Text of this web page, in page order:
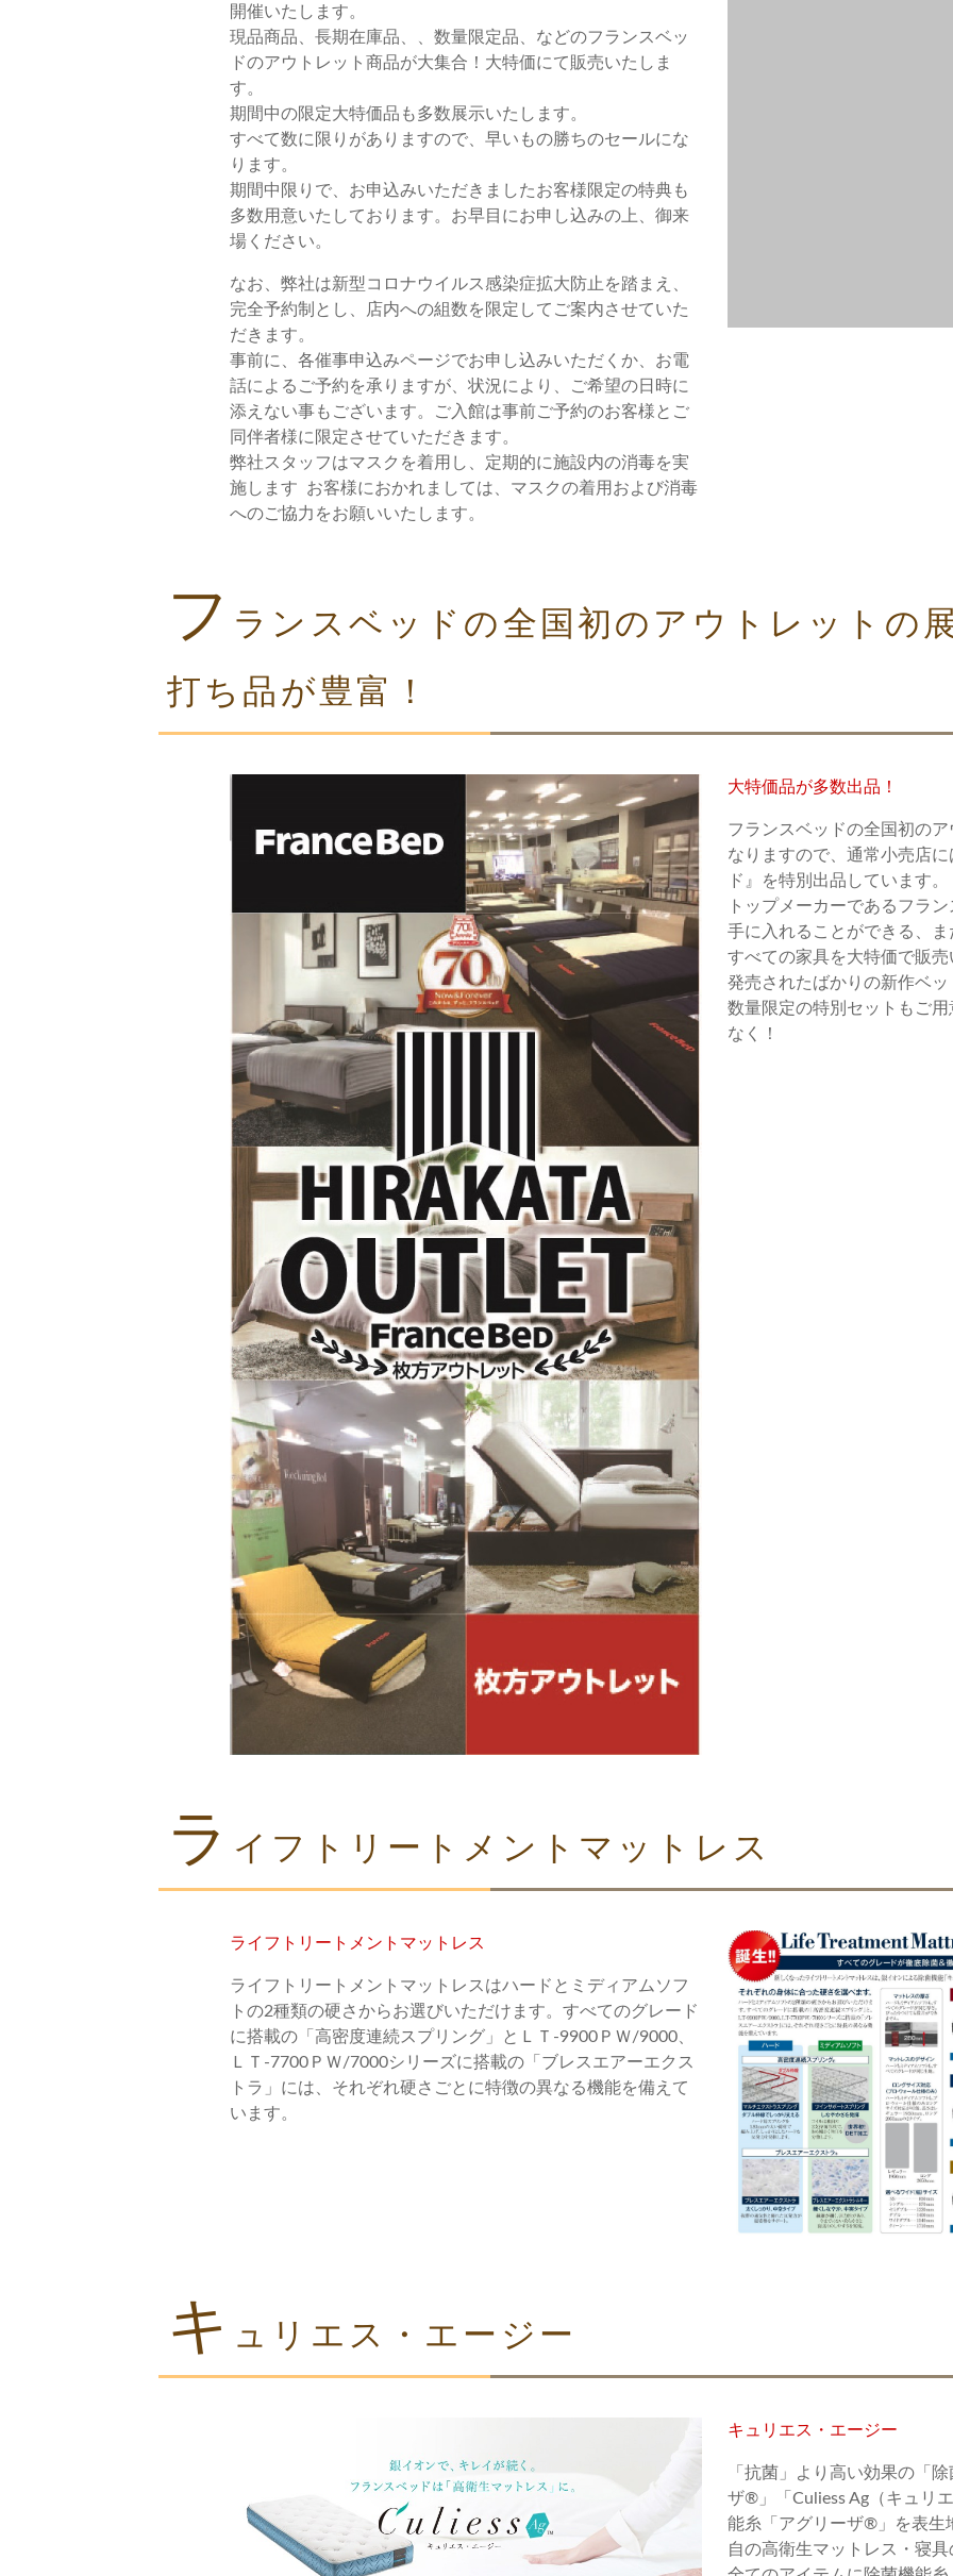
開催いたします。
現品商品、長期在庫品、、数量限定品、などのフランスベッ
ドのアウトレット商品が大集合！大特価にて販売いたしま
す。
期間中の限定大特価品も多数展示いたします。
すべて数に限りがありますので、早いもの勝ちのセールにな
ります。
期間中限りで、お申込みいただきましたお客様限定の特典も
多数用意いたしております。お早目にお申し込みの上、御来
場ください。
なお、弊社は新型コロナウイルス感染症拡大防止を踏まえ、
完全予約制とし、店内への組数を限定してご案内させていた
だきます。
事前に、各催事申込みページでお申し込みいただくか、お電
話によるご予約を承りますが、状況により、ご希望の日時に
添えない事もございます。ご入館は事前ご予約のお客様とご
同伴者様に限定させていただきます。
弊社スタッフはマスクを着用し、定期的に施設内の消毒を実
施します お客様におかれましては、マスクの着用および消毒
へのご協力をお願いいたします。
フ ランスベッドの全国初のアウトレットの
打ち品が豊富！
大特価品が多数出品！
フランスベッドの全国初の
なりますので、通常小売店
ド』を特別出品しています。
トップメーカーであるフラ
手に入れることができる
すべての家具を大特価で販
発売されたばかりの新作ベ
数量限定の特別セットもご
なく！
ラ イフトリートメントマットレス
ライフトリートメントマットレス
ライフトリートメントマットレスはハードとミディアムソフ
トの2種類の硬さからお選びいただけます。すべてのグレード
に搭載の「高密度連続スプリング」とＬＴ-9900ＰＷ/9000、
ＬＴ-7700ＰＷ/7000シリーズに搭載の「ブレスエアーエクス
トラ」には、それぞれ硬さごとに特徴の異なる機能を備えて
います。
キ ュリエス・エージー
キュリエス・エージー
「抗菌」より高い効果の「
ザ®」「Culiess Ag（キュリ
能糸「アグリーザ®」を表生
自の高衛生マットレス・寝